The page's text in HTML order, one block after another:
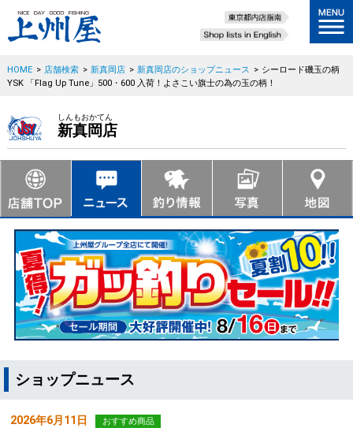
HOME > 店舗検索 > 新真岡店 > 新真岡店のショップニュース > シーロード磯玉の柄
YSK 「Flag Up Tune」500・600 入荷！よさこい旗士の為の玉の柄！
しんもおかてん
新真岡店
ショップニュース
2026年6月11日 おすすめ商品